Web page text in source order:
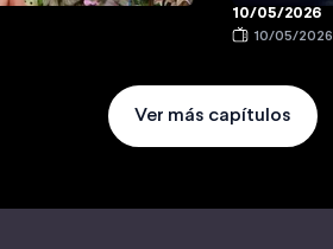
10/05/2026
10/05/2026
Ver más capítulos